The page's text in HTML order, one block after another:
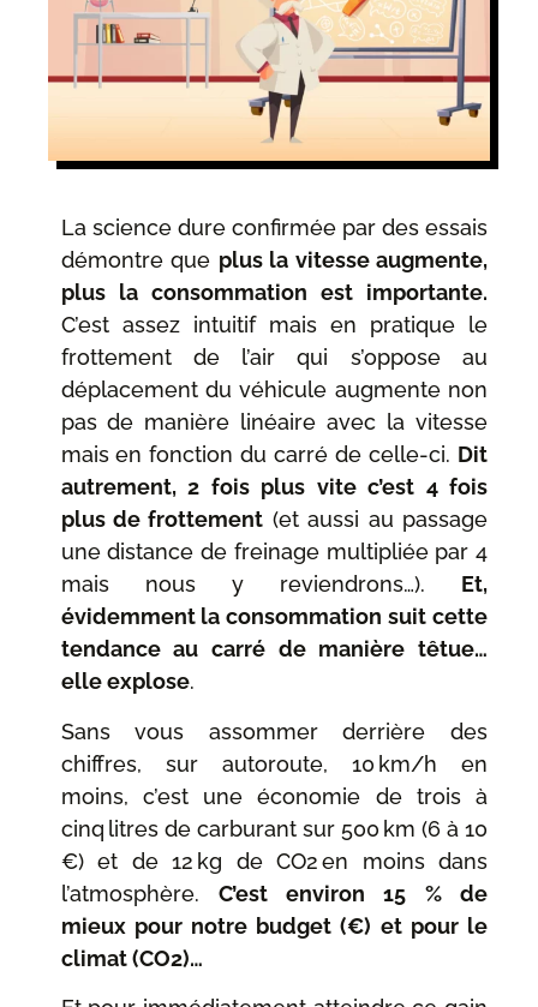
La science dure confirmée par des essais
démontre que plus la vitesse augmente,
plus la consommation est importante.
C’est assez intuitif mais en pratique le
frottement de l’air qui s’oppose au
déplacement du véhicule augmente non
pas de manière linéaire avec la vitesse
mais en fonction du carré de celle-ci. Dit
autrement, 2 fois plus vite c’est 4 fois
plus de frottement (et aussi au passage
une distance de freinage multipliée par 4
mais nous y reviendrons…). Et,
évidemment la consommation suit cette
tendance au carré de manière têtue…
elle explose.
Sans vous assommer derrière des
chiffres, sur autoroute, 10 km/h en
moins, c’est une économie de trois à
cinq litres de carburant sur 500 km (6 à 10
€) et de 12 kg de CO2 en moins dans
l’atmosphère. C’est environ 15 % de
mieux pour notre budget (€) et pour le
climat (CO2)…